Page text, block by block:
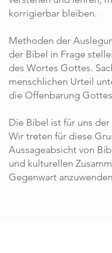
korrigierbar bleiben.
Methoden der
der Bibel in Frage
des Wortes Gottes.
menschlichen Urteil
die Offenbarung
Die Bibel ist für uns
Wir treten für diese
Aussageabsicht von
und kulturellen
Gegenwart